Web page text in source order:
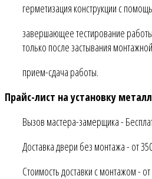
герметизация конструкции с
завершающее тестирование
только после застывания
прием-сдача работы.
Прайс-лист на установку
Вызов мастера-замерщика -
Доставка двери без монтажа - от
Стоимость доставки с монтажом -